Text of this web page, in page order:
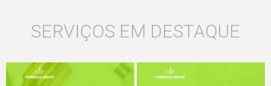
SERVIÇOS EM DESTAQUE